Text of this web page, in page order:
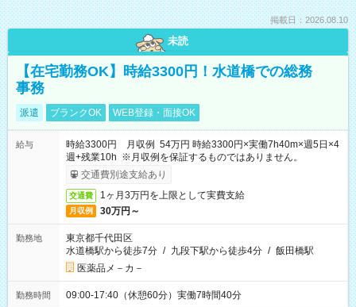
掲載日：2026.08.10
未読
【在宅勤務OK】時給3300円！水道橋での総務
事務
派遣 ブランクOK WEB登録・面接OK
給与
時給3300円 月収例 54万円 時給3300円×実働7h40m×週5日×4
週+残業10h ※月収例を保証するものではありません。
交通費別途支給あり
交通費 1ヶ月3万円を上限として実費支給
月収例 30万円～
勤務地
東京都千代田区
水道橋駅から徒歩7分 / 九段下駅から徒歩4分 / 飯田橋駅
医薬品メ－カ－
勤務時間 09:00-17:40（休憩60分）実働7時間40分